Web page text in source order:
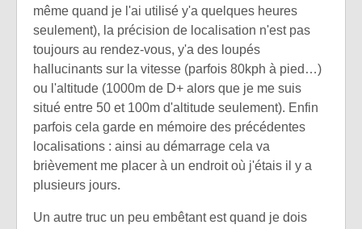
même quand je l'ai utilisé y'a quelques heures
seulement), la précision de localisation n'est pas
toujours au rendez-vous, y'a des loupés
hallucinants sur la vitesse (parfois 80kph à pied…)
ou l'altitude (1000m de D+ alors que je me suis
situé entre 50 et 100m d'altitude seulement). Enfin
parfois cela garde en mémoire des précédentes
localisations : ainsi au démarrage cela va
brièvement me placer à un endroit où j'étais il y a
plusieurs jours.
Un autre truc un peu embêtant est quand je dois